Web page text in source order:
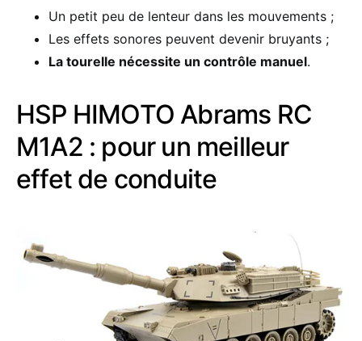
Un petit peu de lenteur dans les mouvements ;
Les effets sonores peuvent devenir bruyants ;
La tourelle nécessite un contrôle manuel.
HSP HIMOTO Abrams RC
M1A2 : pour un meilleur
effet de conduite